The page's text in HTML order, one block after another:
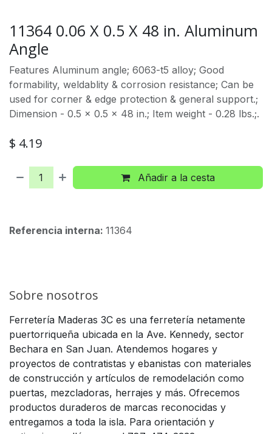
11364 0.06 X 0.5 X 48 in. Aluminum
Angle
Features Aluminum angle; 6063-t5 alloy; Good
formability, weldablity & corrosion resistance; Can be
used for corner & edge protection & general support.;
Dimension - 0.5 x 0.5 x 48 in.; Item weight - 0.28 lbs.;.
$ 4.19
Añadir a la cesta
Referencia interna: 11364
Sobre nosotros
Ferretería Maderas 3C es una ferretería netamente
puertorriqueña ubicada en la Ave. Kennedy, sector
Bechara en San Juan. Atendemos hogares y
proyectos de contratistas y ebanistas con materiales
de construcción y artículos de remodelación como
puertas, mezcladoras, herrajes y más. Ofrecemos
productos duraderos de marcas reconocidas y
entregamos a toda la isla. Para orientación y